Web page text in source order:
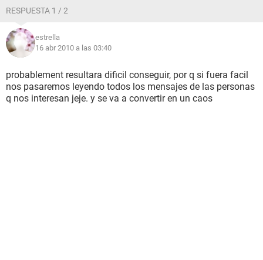
RESPUESTA 1 / 2
estrella
16 abr 2010 a las 03:40
probablement resultara dificil conseguir, por q si fuera facil
nos pasaremos leyendo todos los mensajes de las personas
q nos interesan jeje. y se va a convertir en un caos